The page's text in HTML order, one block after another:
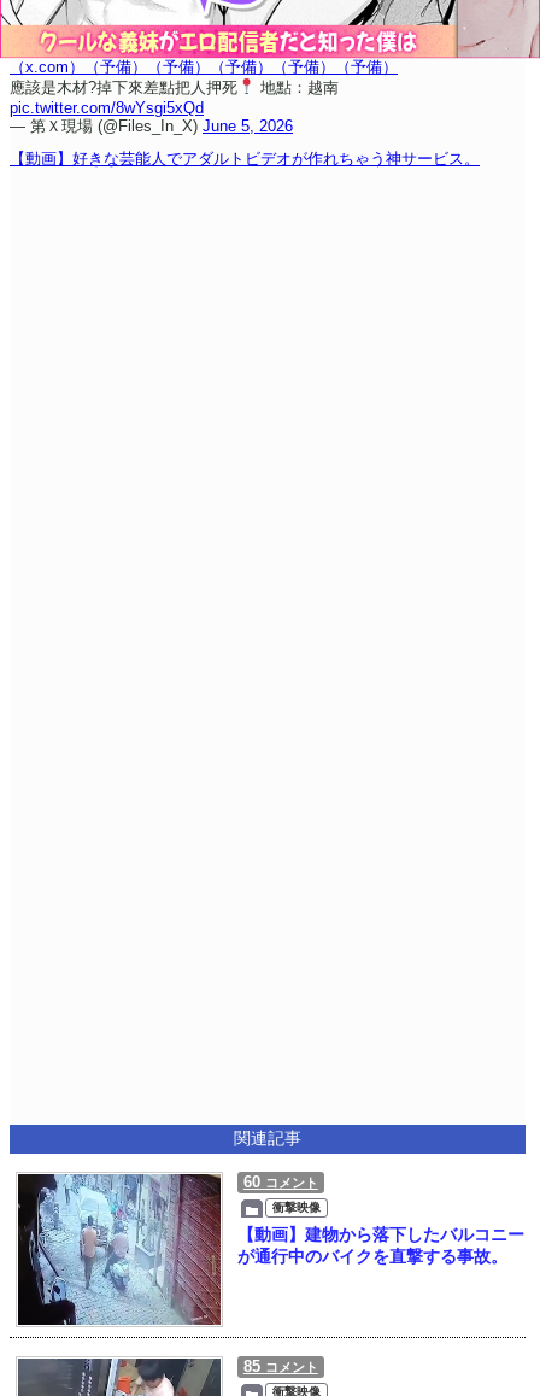
（x.com） （予備） （予備） （予備） （予備）
（予備）
應該是木材?掉下來差點把人押死
地點：越南
pic.twitter.com/8wYsgi5xQd
— 第Ｘ現場 (@Files_In_X) June 5, 2026
【動画】好きな芸能人でアダルトビデオが作れちゃう神サービス。
関連記事
60 コメント
衝撃映像
【動画】建物から落下したバルコニー
が通行中のバイクを直撃する事故。
85 コメント
衝撃映像